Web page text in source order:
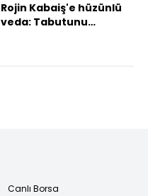
Rojin Kabaiş'e hüzünlü
veda: Tabutunu
Canlı Borsa